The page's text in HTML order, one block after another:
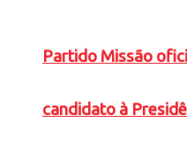
Partido Missão
candidato à